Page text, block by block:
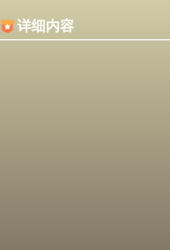
详细内容